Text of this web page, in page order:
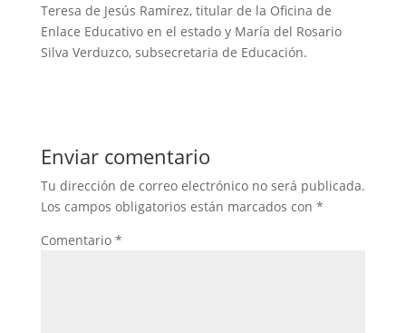
Teresa de Jesús Ramírez, titular de la Oficina de
Enlace Educativo en el estado y María del Rosario
Silva Verduzco, subsecretaria de Educación.
Enviar comentario
Tu dirección de correo electrónico no será publicada.
Los campos obligatorios están marcados con *
Comentario *